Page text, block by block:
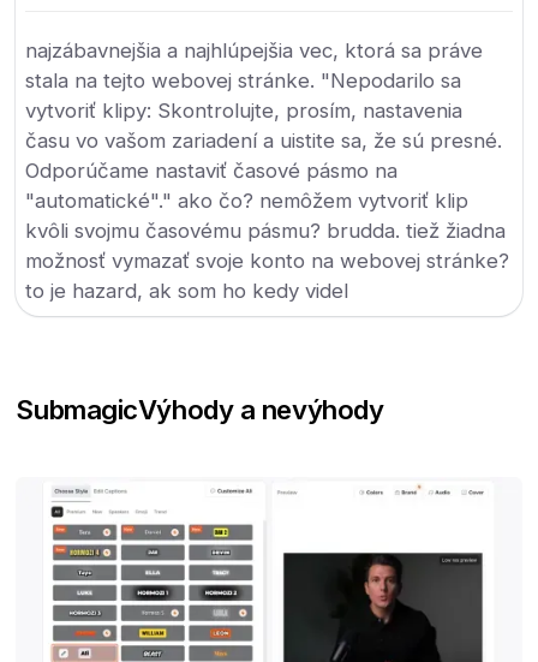
najzábavnejšia a najhlúpejšia vec, ktorá sa práve
stala na tejto webovej stránke. "Nepodarilo sa
vytvoriť klipy: Skontrolujte, prosím, nastavenia
času vo vašom zariadení a uistite sa, že sú presné.
Odporúčame nastaviť časové pásmo na
"automatické"." ako čo? nemôžem vytvoriť klip
kvôli svojmu časovému pásmu? brudda. tiež žiadna
možnosť vymazať svoje konto na webovej stránke?
to je hazard, ak som ho kedy videl
SubmagicVýhody a nevýhody